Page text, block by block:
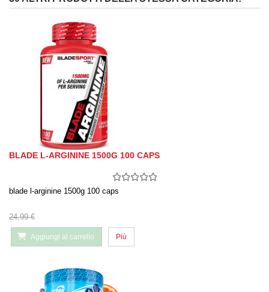
BLADE L-ARGININE 1500G 100 CAPS
blade l-arginine 1500g 100 caps
24,99 €
Aggiungi al carrello Più